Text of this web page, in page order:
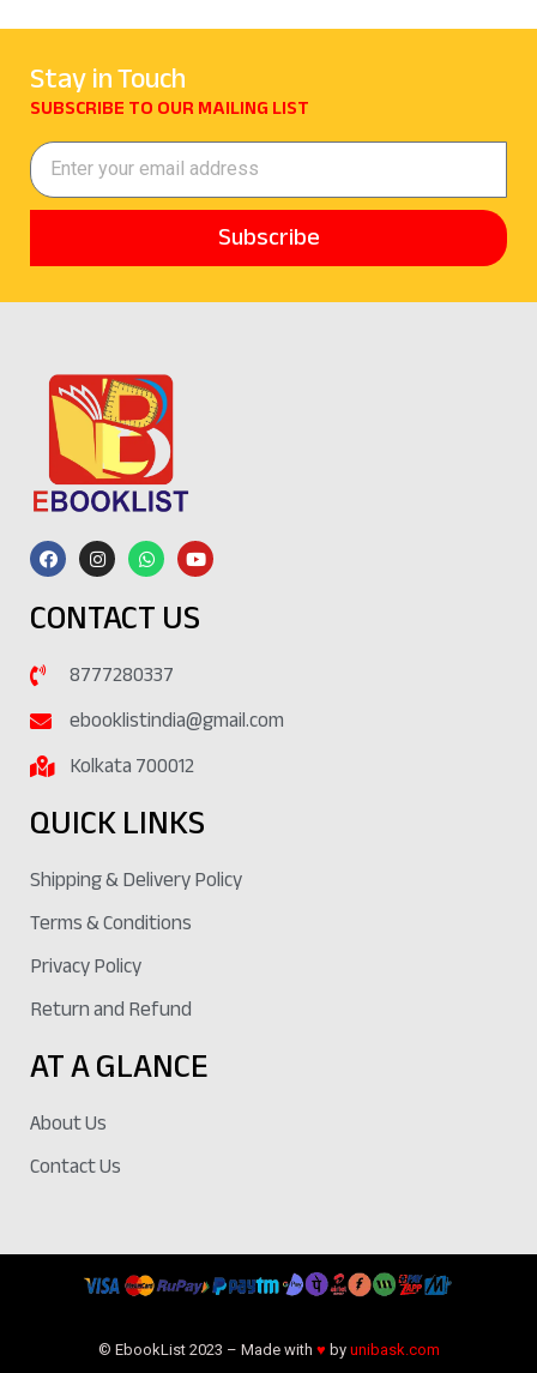
Stay in Touch
SUBSCRIBE TO OUR MAILING LIST
Subscribe
CONTACT US
8777280337
ebooklistindia@gmail.com
Kolkata 700012
QUICK LINKS
Shipping & Delivery Policy
Terms & Conditions
Privacy Policy
Return and Refund
AT A GLANCE
About Us
Contact Us
© EbookList 2023 – Made with ♥ by unibask.com